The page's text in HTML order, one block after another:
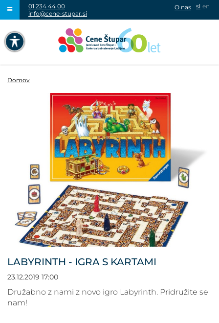
NAVIGACIJA PREKO TIPKOVNICE
VISOK KONTRAST
POVEČAJ PISAVO
POMANJŠAJ PISAVO
OZNAČI NASLOVE
OZNAČI POVEZAVE
01 234 44 00
info@cene-stupar.si
sl en
O nas
Domov
LABYRINTH - IGRA S KARTAMI
23.12.2019 17:00
Družabno z nami z novo igro Labyrinth. Pridružite se
nam!